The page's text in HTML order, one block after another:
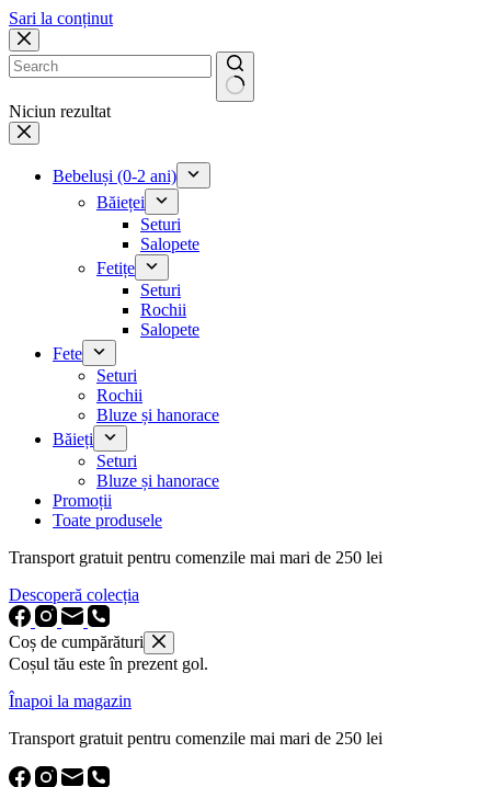
Sari la conținut
Niciun rezultat
Bebeluși (0-2 ani)
Băieței
Seturi
Salopete
Fetițe
Seturi
Rochii
Salopete
Fete
Seturi
Rochii
Bluze și hanorace
Băieți
Seturi
Bluze și hanorace
Promoții
Toate produsele
Transport gratuit pentru comenzile mai mari de 250 lei
Descoperă colecția
Coș de cumpărături
Coșul tău este în prezent gol.
Înapoi la magazin
Transport gratuit pentru comenzile mai mari de 250 lei